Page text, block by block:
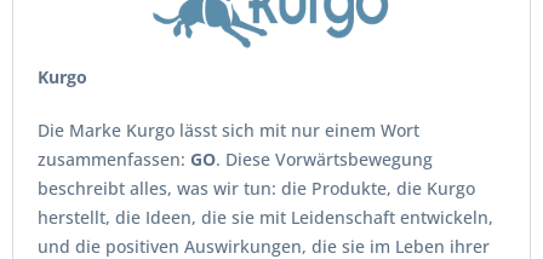
Kurgo
Die Marke Kurgo lässt sich mit nur einem Wort
zusammenfassen: GO. Diese Vorwärtsbewegung
beschreibt alles, was wir tun: die Produkte, die Kurgo
herstellt, die Ideen, die sie mit Leidenschaft entwickeln,
und die positiven Auswirkungen, die sie im Leben ihrer